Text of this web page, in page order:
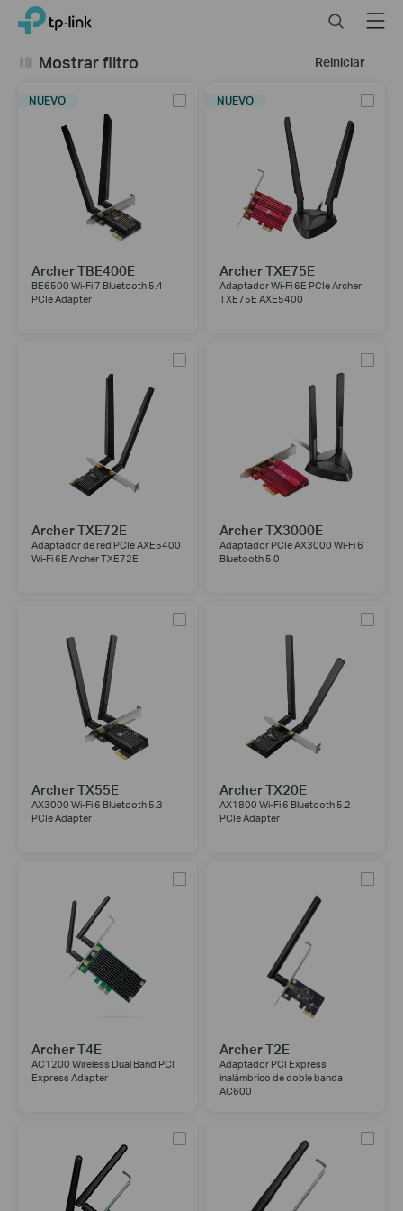
ClickTP-Link, Reliably Smart SearchMenu
Reiniciar
Mostrar filtro
NUEVO
Archer TBE400E
BE6500 Wi-Fi 7 Bluetooth 5.4
PCIe Adapter
NUEVO
Archer TXE75E
Adaptador Wi-Fi 6E PCIe Archer
TXE75E AXE5400
Archer TXE72E
Adaptador de red PCIe AXE5400
Wi-Fi 6E Archer TXE72E
Archer TX3000E
Adaptador PCIe AX3000 Wi-Fi 6
Bluetooth 5.0
Archer TX55E
AX3000 Wi-Fi 6 Bluetooth 5.3
PCIe Adapter
Archer TX20E
AX1800 Wi-Fi 6 Bluetooth 5.2
PCIe Adapter
Archer T4E
AC1200 Wireless Dual Band PCI
Express Adapter
Archer T2E
Adaptador PCI Express
inalámbrico de doble banda
AC600